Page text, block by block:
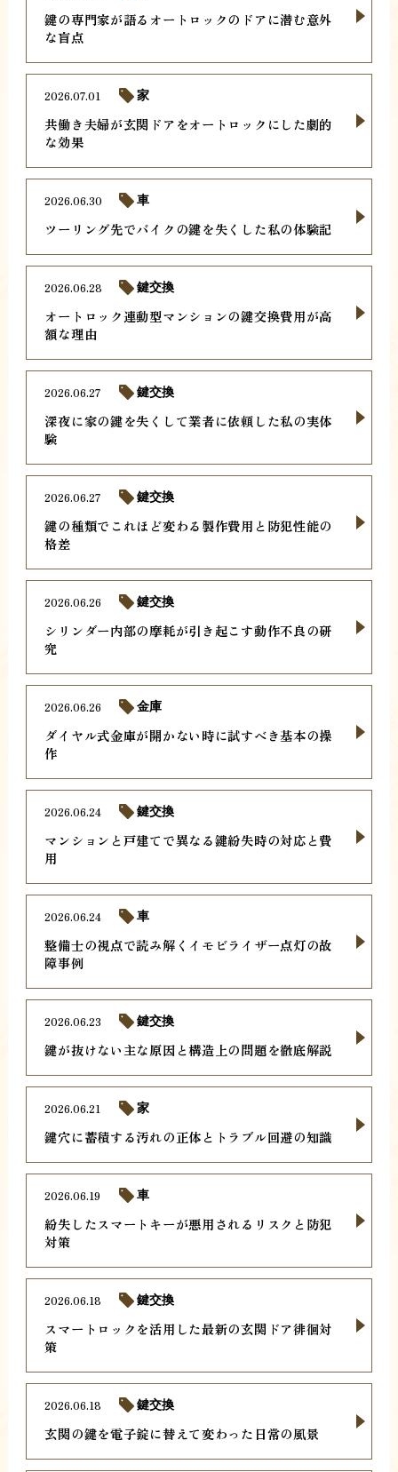
鍵の専門家が語るオートロックのドアに潜む意外
な盲点
共働き夫婦が玄関ドアをオートロックにした劇的
な効果
2026.07.01 家
ツーリング先でバイクの鍵を失くした私の体験記
2026.06.30 車
オートロック連動型マンションの鍵交換費用が高
額な理由
2026.06.28 鍵交換
深夜に家の鍵を失くして業者に依頼した私の実体
験
2026.06.27 鍵交換
鍵の種類でこれほど変わる製作費用と防犯性能の
格差
2026.06.27 鍵交換
シリンダー内部の摩耗が引き起こす動作不良の研
究
2026.06.26 鍵交換
ダイヤル式金庫が開かない時に試すべき基本の操
作
2026.06.26 金庫
マンションと戸建てで異なる鍵紛失時の対応と費
用
2026.06.24 鍵交換
整備士の視点で読み解くイモビライザー点灯の故
障事例
2026.06.24 車
鍵が抜けない主な原因と構造上の問題を徹底解説
2026.06.23 鍵交換
鍵穴に蓄積する汚れの正体とトラブル回避の知識
2026.06.21 家
紛失したスマートキーが悪用されるリスクと防犯
対策
2026.06.19 車
スマートロックを活用した最新の玄関ドア徘徊対
策
2026.06.18 鍵交換
玄関の鍵を電子錠に替えて変わった日常の風景
2026.06.18 鍵交換